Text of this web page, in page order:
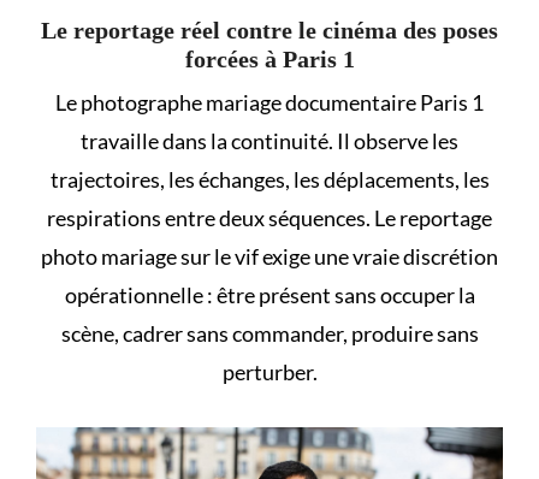
Le reportage réel contre le cinéma des poses
forcées à Paris 1
Le photographe mariage documentaire Paris 1
travaille dans la continuité. Il observe les
trajectoires, les échanges, les déplacements, les
respirations entre deux séquences. Le reportage
photo mariage sur le vif exige une vraie discrétion
opérationnelle : être présent sans occuper la
scène, cadrer sans commander, produire sans
perturber.